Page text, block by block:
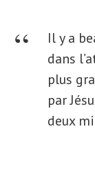
Il y a
dans
plus
par
deux